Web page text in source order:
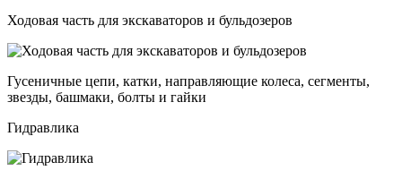
Ходовая часть для экскаваторов и бульдозеров
Гусеничные цепи, катки, направляющие колеса, сегменты,
звезды, башмаки, болты и гайки
Гидравлика